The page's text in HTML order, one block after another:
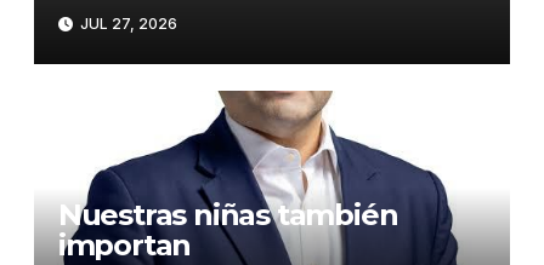
JUL 27, 2026
Nuestras niñas también
importan